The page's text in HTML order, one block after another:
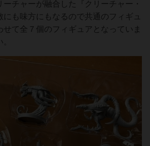
ーチャーが融合した『クリーチャー・
にも味方にもなるので共通のフィギュ
せて全７個のフィギュアとなっていま